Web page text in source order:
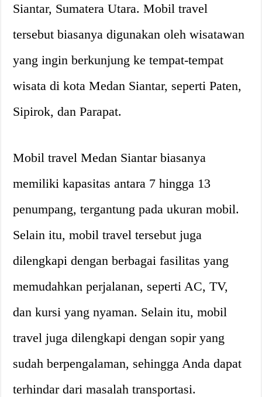
Siantar, Sumatera Utara. Mobil travel
tersebut biasanya digunakan oleh wisatawan
yang ingin berkunjung ke tempat-tempat
wisata di kota Medan Siantar, seperti Paten,
Sipirok, dan Parapat.
Mobil travel Medan Siantar biasanya
memiliki kapasitas antara 7 hingga 13
penumpang, tergantung pada ukuran mobil.
Selain itu, mobil travel tersebut juga
dilengkapi dengan berbagai fasilitas yang
memudahkan perjalanan, seperti AC, TV,
dan kursi yang nyaman. Selain itu, mobil
travel juga dilengkapi dengan sopir yang
sudah berpengalaman, sehingga Anda dapat
terhindar dari masalah transportasi.